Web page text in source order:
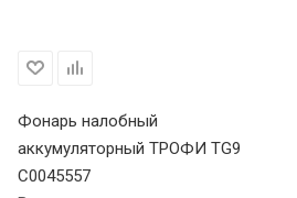
Фонарь налобный
аккумуляторный ТРОФИ TG9
C0045557